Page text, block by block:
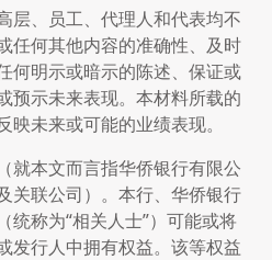
层、员工、代理人和代表均不
任何其他内容的准确性、及时
何明示或暗示的陈述、保证或
预示未来表现。本材料所载的
未来或可能的业绩表现。
就本文而言指华侨银行有限公
关联公司）。本行、华侨银行
统称为“相关人士”）可能或将
发行人中拥有权益。该等权益